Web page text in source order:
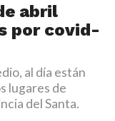
abril
por covid-
al día están
lugares de
del Santa.